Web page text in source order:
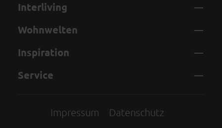
Interliving
Wohnwelten
Inspiration
Service
Impressum
Datenschutz